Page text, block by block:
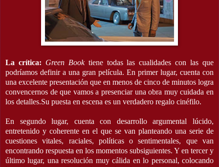
La crítica: Green Booktiene todas las cualidades con las que
podríamos definir a una gran película. En primer lugar, cuenta con
una excelente presentación que en menos de cinco de minutos logra
convencernos de que vamos a presenciar una obra muy cuidada en
los detalles.Su puesta en escena es un verdadero regalo cinéfilo.
En segundo lugar, cuenta con desarrollo argumental lúcido,
entretenido y coherente en el que se van planteando una serie de
cuestiones vitales, raciales, políticas o sentimentales, que van
encontrando respuesta en los momentos subsiguientes. Y en tercer y
último lugar, una resolución muy cálida en lo personal, colocando